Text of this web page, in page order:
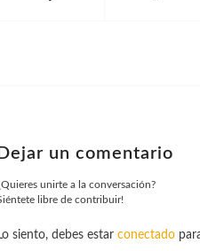
Dejar un comentario
unirte a la conversación?
libre de contribuir!
Lo siento, debes estar conectado